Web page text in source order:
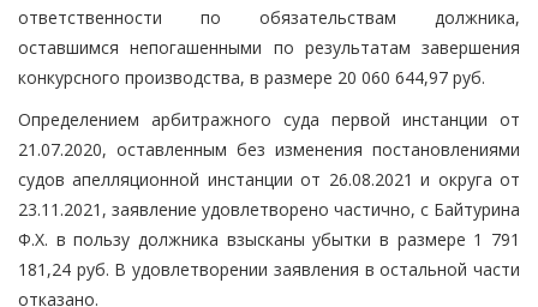
ответственности по обязательствам должника,
оставшимся непогашенными по результатам завершения
конкурсного производства, в размере 20 060 644,97 руб.
Определением арбитражного суда первой инстанции от
21.07.2020, оставленным без изменения постановлениями
судов апелляционной инстанции от 26.08.2021 и округа от
23.11.2021, заявление удовлетворено частично, с Байтурина
Ф.Х. в пользу должника взысканы убытки в размере 1 791
181,24 руб. В удовлетворении заявления в остальной части
отказано.